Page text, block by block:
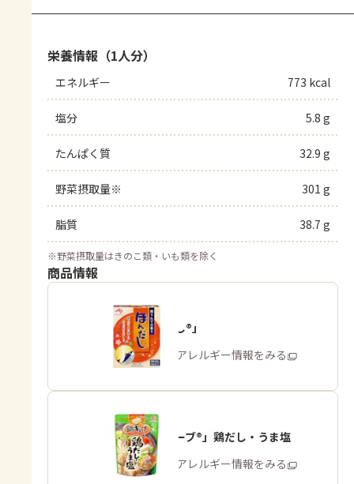
栄養情報（1人分）
エネルギー 773 kcal
塩分 5.8 g
たんぱく質 32.9 g
野菜摂取量※ 301 g
脂質 38.7 g
※野菜摂取量はきのこ類・いも類を除く
商品情報
「ほんだし®」
商品・アレルギー情報をみる
「鍋キューブ®」鶏だし・うま塩
商品・アレルギー情報をみる